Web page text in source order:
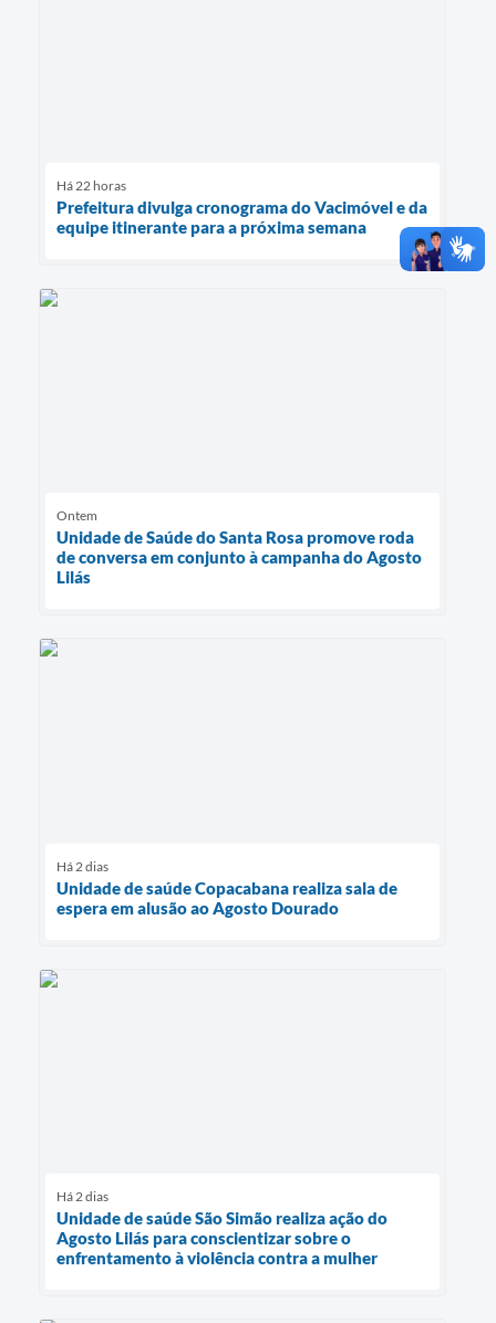
Há 22 horas
Prefeitura divulga cronograma do Vacimóvel e da
equipe itinerante para a próxima semana
Ontem
Unidade de Saúde do Santa Rosa promove roda
de conversa em conjunto à campanha do Agosto
Lilás
Há 2 dias
Unidade de saúde Copacabana realiza sala de
espera em alusão ao Agosto Dourado
Há 2 dias
Unidade de saúde São Simão realiza ação do
Agosto Lilás para conscientizar sobre o
enfrentamento à violência contra a mulher